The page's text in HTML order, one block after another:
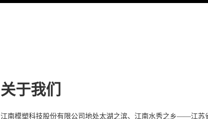
关于我们
江南模塑科技股份有限公司地处太湖之滨、江南水秀之乡——江苏